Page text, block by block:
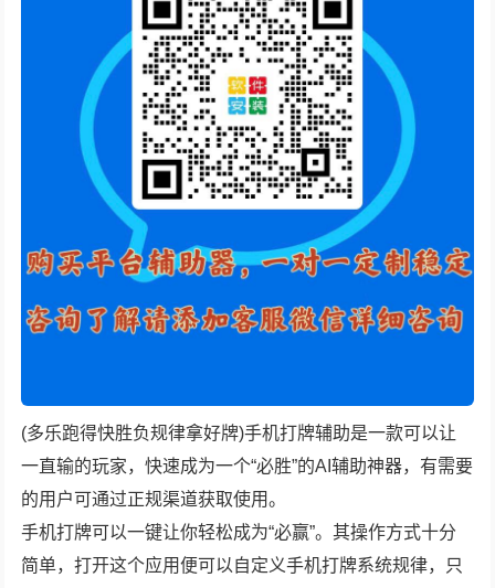
(多乐跑得快胜负规律拿好牌)手机打牌辅助是一款可以让
一直输的玩家，快速成为一个“必胜”的AI辅助神器，有需要
的用户可通过正规渠道获取使用。
手机打牌可以一键让你轻松成为“必赢”。其操作方式十分
简单，打开这个应用便可以自定义手机打牌系统规律，只